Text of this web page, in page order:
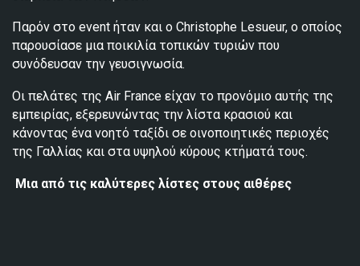
Παρόν στο event ήταν και ο Christophe Lesueur, ο οποίος
παρουσίασε μια ποικιλία τοπικών τυριών που
συνόδευσαν την γευσιγνωσία.
Οι πελάτες της Air France είχαν το προνόμιο αυτής της
εμπειρίας, εξερευνώντας την λίστα κρασιού και
κάνοντας ένα νοητό ταξίδι σε οινοποιητικές περιοχές
της Γαλλίας και στα υψηλού κύρους κτήματά τους.
Μια από τις καλύτερες λίστες στους αιθέρες